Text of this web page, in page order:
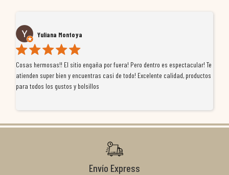
Yuliana Montoya
Cosas hermosas!! El sitio engaña por fuera! Pero dentro es espectacular! Te
atienden super bien y encuentras casi de todo! Excelente calidad, productos
para todos los gustos y bolsillos
Envío Express